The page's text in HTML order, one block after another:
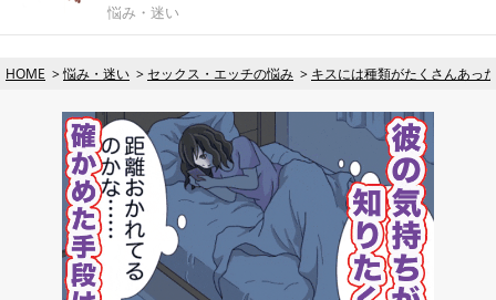
悩み・迷い
HOME 悩み・迷い セックス・エッチの悩み キスには種類がたくさんあっ